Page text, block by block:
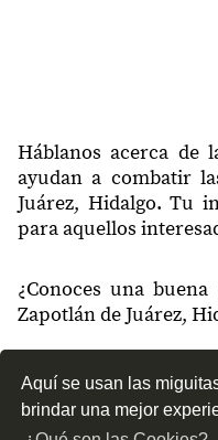
Aquí se usan las
brindar una mejor
Háblanos acerca de
ayudan a combatir
Juárez, Hidalgo. Tu
para aquellos
¿Conoces una
Zapotlán de Juárez,
¿Qué tipo de
Juárez, Hidalgo?